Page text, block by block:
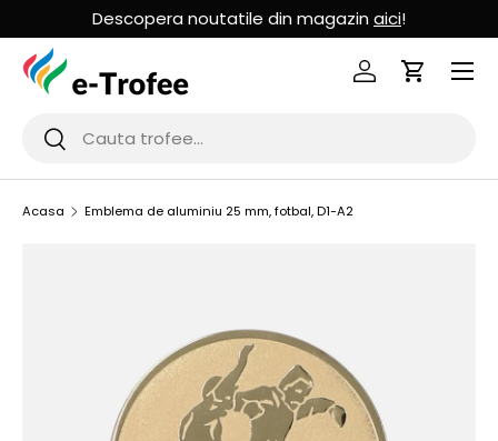
MERGI LA CONTINUT
Descopera noutatile din magazin aici!
Cauta
Cauta
Logheaza-te
Cos de
Acasa Emblema de aluminiu 25 mm, fotbal, D1-A2